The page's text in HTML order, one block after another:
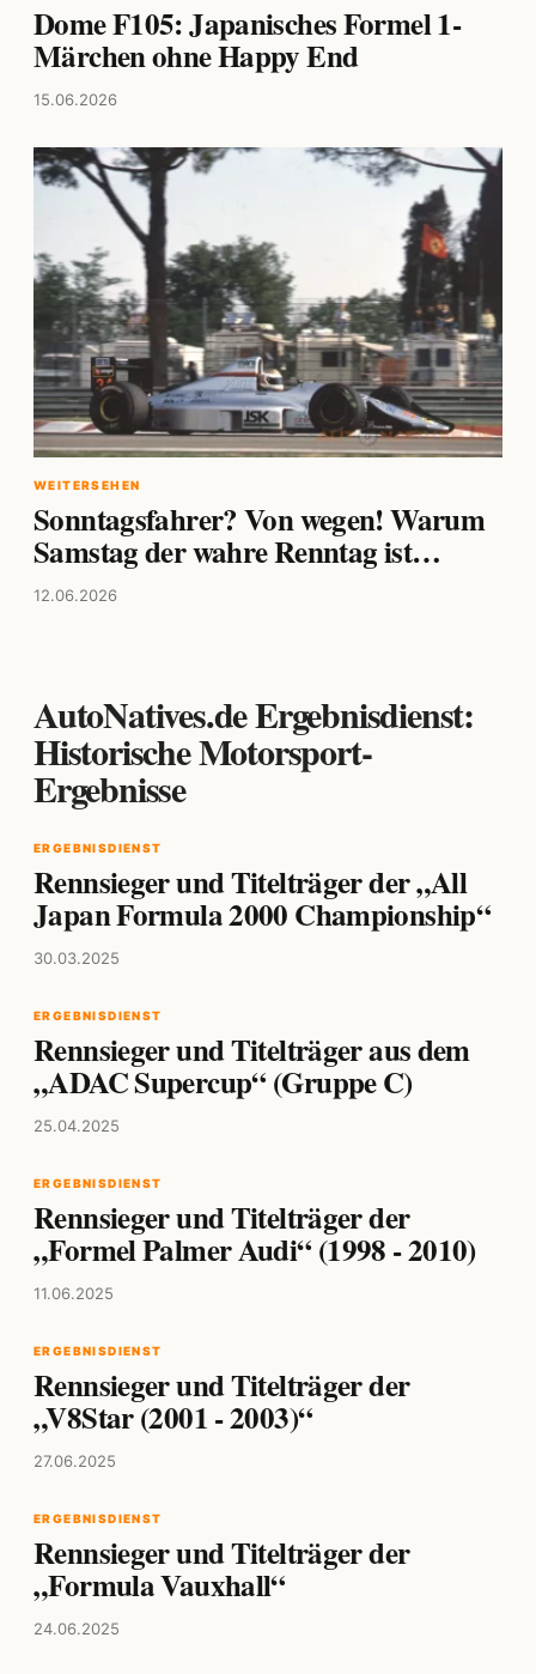
Dome F105: Japanisches Formel 1-
Märchen ohne Happy End
15.06.2026
WEITERSEHEN
Sonntagsfahrer? Von wegen! Warum
Samstag der wahre Renntag ist…
12.06.2026
AutoNatives.de Ergebnisdienst:
Historische Motorsport-
Ergebnisse
ERGEBNISDIENST
Rennsieger und Titelträger der „All
Japan Formula 2000 Championship“
30.03.2025
ERGEBNISDIENST
Rennsieger und Titelträger aus dem
„ADAC Supercup“ (Gruppe C)
25.04.2025
ERGEBNISDIENST
Rennsieger und Titelträger der
„Formel Palmer Audi“ (1998 - 2010)
11.06.2025
ERGEBNISDIENST
Rennsieger und Titelträger der
„V8Star (2001 - 2003)“
27.06.2025
ERGEBNISDIENST
Rennsieger und Titelträger der
„Formula Vauxhall“
24.06.2025